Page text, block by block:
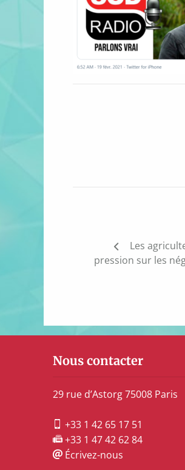
Navigation
Les
pression sur les
Nous contacter
29 rue d’Astorg 75008 Paris
+33 1 42 65 17 51
+33 1 47 42 62 84
Écrivez-nous